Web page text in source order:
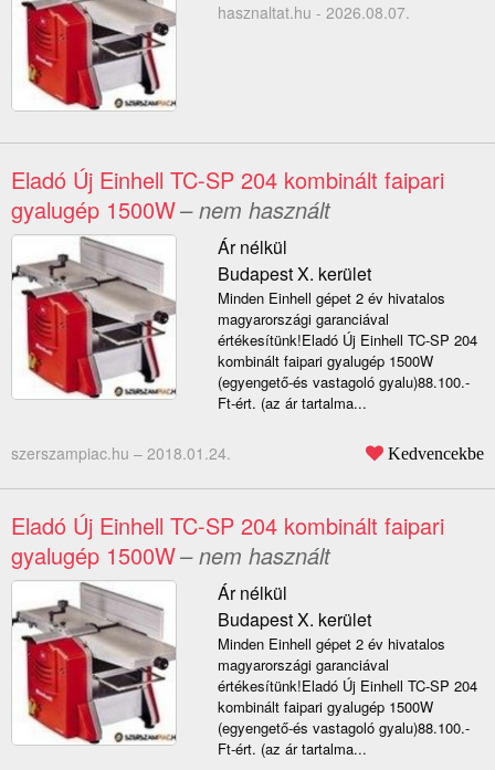
hasznaltat.hu - 2026.08.07.
Eladó Új Einhell TC-SP 204 kombinált faipari
gyalugép 1500W– nem használt
Ár nélkül
Budapest X. kerület
Minden Einhell gépet 2 év hivatalos
magyarországi garanciával
értékesítünk!Eladó Új Einhell TC-SP 204
kombinált faipari gyalugép 1500W
(egyengető-és vastagoló gyalu)88.100.-
Ft-ért. (az ár tartalma...
szerszampiac.hu – 2018.01.24. Kedvencekbe
Eladó Új Einhell TC-SP 204 kombinált faipari
gyalugép 1500W– nem használt
Ár nélkül
Budapest X. kerület
Minden Einhell gépet 2 év hivatalos
magyarországi garanciával
értékesítünk!Eladó Új Einhell TC-SP 204
kombinált faipari gyalugép 1500W
(egyengető-és vastagoló gyalu)88.100.-
Ft-ért. (az ár tartalma...